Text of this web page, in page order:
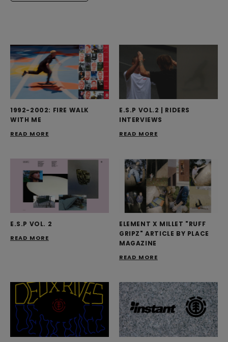
1992-2002: FIRE WALK
WITH ME
READ MORE
E.S.P VOL.2 | RIDERS
INTERVIEWS
READ MORE
E.S.P VOL. 2
READ MORE
ELEMENT X MILLET "RUFF
GRIPZ" ARTICLE BY PLACE
MAGAZINE
READ MORE